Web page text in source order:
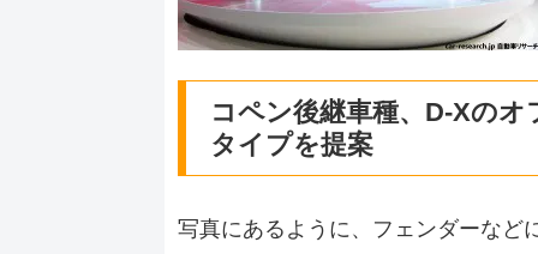
コペン後継車種、D-Xの
タイプを提案
写真にあるように、フェンダーなど